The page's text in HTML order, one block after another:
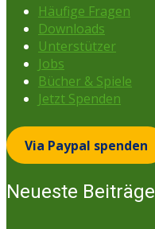
Häufige Fragen
Downloads
Unterstützer
Jobs
Bücher & Spiele
Jetzt Spenden
Via Paypal spenden
Neueste Beiträge